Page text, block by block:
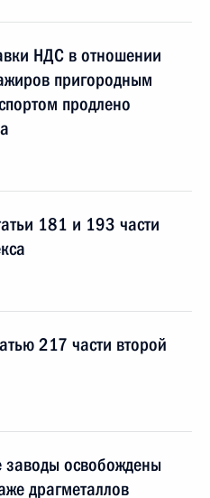
НДС в отношении
пригородным
продлено
181 и 193 части
217 части второй
освобождены
драгметаллов